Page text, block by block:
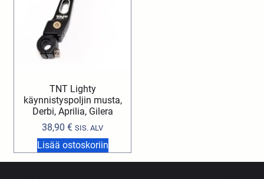
TNT Lighty
käynnistyspoljin musta,
Derbi, Aprilia, Gilera
38,90€ SIS. ALV
Lisää ostoskoriin